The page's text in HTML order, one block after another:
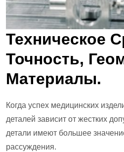
Техническое
Точность,
Материалы.
Когда успех медицинских
деталей зависит от жестких
детали имеют большее
рассуждения.